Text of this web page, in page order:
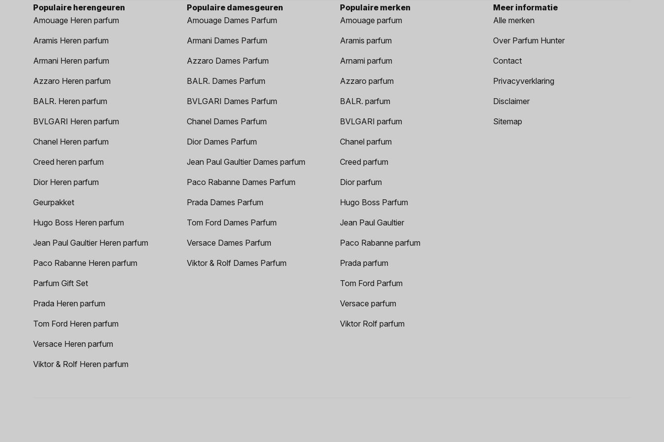
Populaire herengeuren
Amouage Heren parfum
Aramis Heren parfum
Armani Heren parfum
Azzaro Heren parfum
BALR. Heren parfum
BVLGARI Heren parfum
Chanel Heren parfum
Creed heren parfum
Dior Heren parfum
Geurpakket
Hugo Boss Heren parfum
Jean Paul Gaultier Heren parfum
Paco Rabanne Heren parfum
Parfum Gift Set
Prada Heren parfum
Tom Ford Heren parfum
Versace Heren parfum
Viktor & Rolf Heren parfum
Populaire damesgeuren
Amouage Dames Parfum
Armani Dames Parfum
Azzaro Dames Parfum
BALR. Dames Parfum
BVLGARI Dames Parfum
Chanel Dames Parfum
Dior Dames Parfum
Jean Paul Gaultier Dames parfum
Paco Rabanne Dames Parfum
Prada Dames Parfum
Tom Ford Dames Parfum
Versace Dames Parfum
Viktor & Rolf Dames Parfum
Populaire merken
Amouage parfum
Aramis parfum
Arnami parfum
Azzaro parfum
BALR. parfum
BVLGARI parfum
Chanel parfum
Creed parfum
Dior parfum
Hugo Boss Parfum
Jean Paul Gaultier
Paco Rabanne parfum
Prada parfum
Tom Ford Parfum
Versace parfum
Viktor Rolf parfum
Meer informatie
Alle merken
Over Parfum Hunter
Contact
Privacyverklaring
Disclaimer
Sitemap